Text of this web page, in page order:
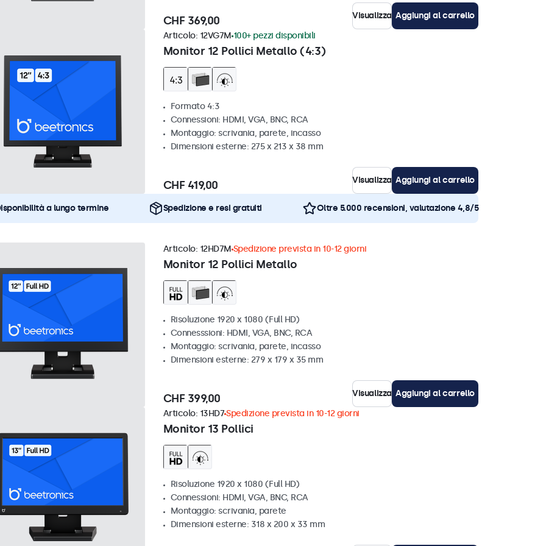
CHF 369,00 Visualizza Aggiungi al carrello
Monitor 12 Pollici Metallo (4:3)
Articolo: 12VG7M 100+ pezzi disponibili
Formato 4:3
Connessioni: HDMI, VGA, BNC, RCA
Montaggio: scrivania, parete, incasso
Dimensioni esterne: 275 x 213 x 38 mm
CHF 419,00 Visualizza Aggiungi al carrello
a lungo termine Spedizione e resi gratuiti Oltre 5.000 recensioni, valutazione 4,8/5
Monitor 12 Pollici Metallo
Articolo: 12HD7M Spedizione prevista in 10-12 giorni
Risoluzione 1920 x 1080 (Full HD)
Connesssioni: HDMI, VGA, BNC, RCA
Montaggio: scrivania, parete, incasso
Dimensioni esterne: 279 x 179 x 35 mm
CHF 399,00 Visualizza Aggiungi al carrello
Monitor 13 Pollici
Articolo: 13HD7Spedizione prevista in 10-12 giorni
Risoluzione 1920 x 1080 (Full HD)
Connessioni: HDMI, VGA, BNC, RCA
Montaggio: scrivania, parete
Dimensioni esterne: 318 x 200 x 33 mm